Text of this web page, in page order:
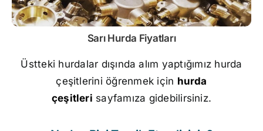
Sarı Hurda Fiyatları
Üstteki hurdalar dışında alım yaptığımız hurda
çeşitlerini öğrenmek için hurda
çeşitleri sayfamıza gidebilirsiniz.